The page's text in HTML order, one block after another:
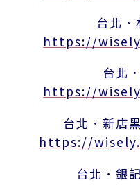
台北．
https://
台北
https://
台北．新店
https://
台北．銀